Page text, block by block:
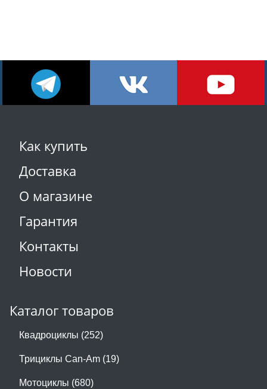
Как купить
Доставка
О магазине
Гарантия
Контакты
Новости
Каталог товаров
Квадроциклы (252)
Трициклы Can-Am (19)
Мотоциклы (680)